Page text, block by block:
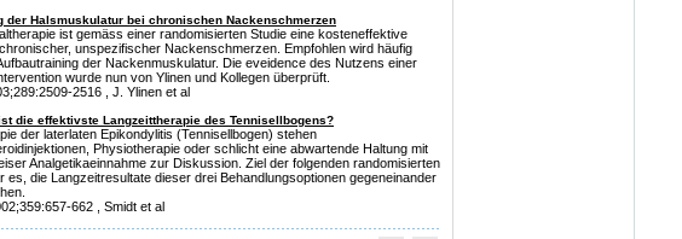
der Halsmuskulatur bei chronischen Nackenschmerzen
ist gemäss einer randomisierten Studie eine kosteneffektive
unspezifischer Nackenschmerzen. Empfohlen wird häufig
der Nackenmuskulatur. Die eveidence des Nutzens einer
wurde nun von Ylinen und Kollegen überprüft.
2516 , J. Ylinen et al
die effektivste Langzeittherapie des Tennisellbogens?
der laterlaten Epikondylitis (Tennisellbogen) stehen
Physiotherapie oder schlicht eine abwartende Haltung mit
Analgetikaeinnahme zur Diskussion. Ziel der folgenden randomisierten
es, die Langzeitresultate dieser drei Behandlungsoptionen gegeneinander
662 , Smidt et al